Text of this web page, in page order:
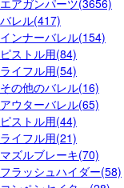
バレル(417)
インナーバレル(154)
ピストル用(84)
ライフル用(54)
その他のバレル(16)
アウターバレル(65)
ピストル用(44)
ライフル用(21)
マズルブレーキ(70)
フラッシュハイダー(58)